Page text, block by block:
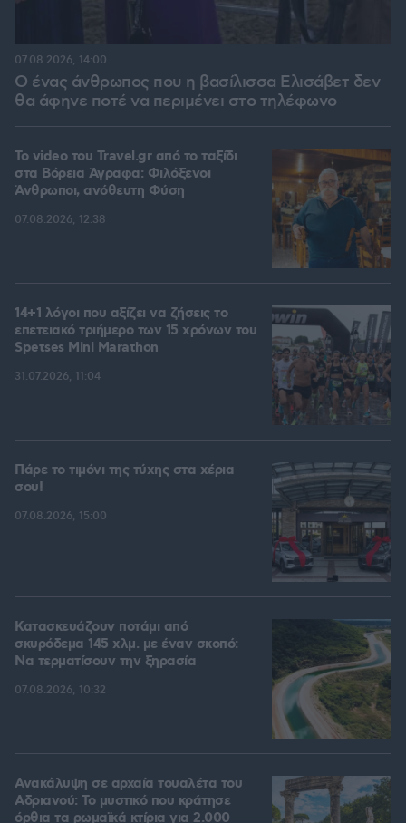
Ο ένας άνθρωπος που η βασίλισσα Ελισάβετ δεν
θα άφηνε ποτέ να περιμένει στο τηλέφωνο
07.08.2026, 14:00
To video του Travel.gr από το ταξίδι
στα Βόρεια Άγραφα: Φιλόξενοι
Άνθρωποι, ανόθευτη Φύση
07.08.2026, 12:38
14+1 λόγοι που αξίζει να ζήσεις το
επετειακό τριήμερο των 15 χρόνων του
Spetses Mini Marathon
31.07.2026, 11:04
Πάρε το τιμόνι της τύχης στα χέρια
σου!
07.08.2026, 15:00
Κατασκευάζουν ποτάμι από
σκυρόδεμα 145 χλμ. με έναν σκοπό:
Να τερματίσουν την ξηρασία
07.08.2026, 10:32
Ανακάλυψη σε αρχαία τουαλέτα του
Αδριανού: Το μυστικό που κράτησε
όρθια τα ρωμαϊκά κτίρια για 2.000